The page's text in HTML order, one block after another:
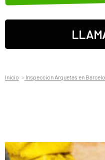
Inicio Inspeccion Arquetas en